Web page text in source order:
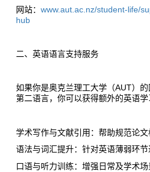
网站： www.aut.ac.nz/student-life/
hub
二、英语语言支持服务
如果你是奥克兰理工大学（AUT）
第二语言，你可以获得额外的英语学
学术写作与文献引用：帮助规范论
语法与词汇提升：针对英语薄弱环
口语与听力训练：增强日常及学术